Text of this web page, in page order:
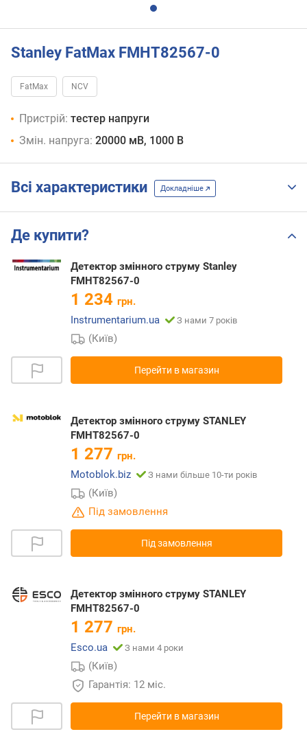
Stanley FatMax FMHT82567-0
FatMax NCV
Пристрій: тестер напруги
Змін. напруга: 20000 мВ, 1000 В
Всі характеристики Докладніше
Де купити?
Детектор змінного струму Stanley
FMHT82567-0
1 234 грн.
Instrumentarium.ua
З нами 7 років
(Київ)
Перейти в магазин
Детектор змінного струму STANLEY
FMHT82567-0
1 277 грн.
Motoblok.biz
З нами більше 10-ти років
(Київ)
Під замовлення
Під замовлення
Детектор змінного струму STANLEY
FMHT82567-0
1 277 грн.
Esco.ua
З нами 4 роки
(Київ)
Гарантія: 12 міс.
Перейти в магазин